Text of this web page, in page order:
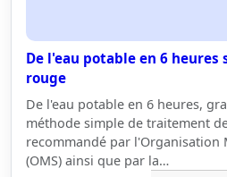
De l'eau potable en 6 heures
rouge
De l'eau potable en 6 heures,
méthode simple de traitement
recommandé par l'Organisation
(OMS) ainsi que par la…